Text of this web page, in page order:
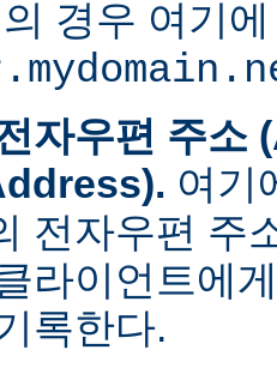
경우 여기에
자우편 주
여기
전자우편 주
라이언트에
록한다.